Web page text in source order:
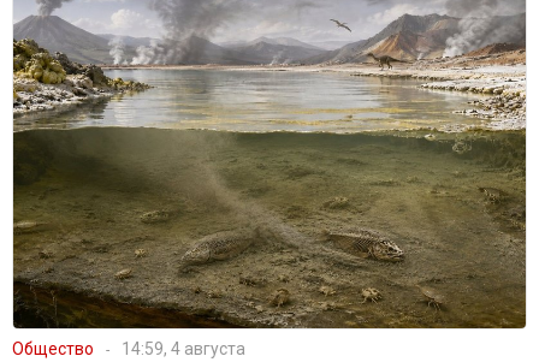
Общество 14:59, 4 августа